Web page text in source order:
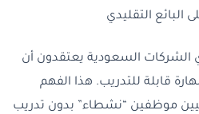
التقليدي
الشركات السعودية يعتقدون أن
قابلة للتدريب. هذا الفهم
موظفين “نشطاء” بدون تدريب